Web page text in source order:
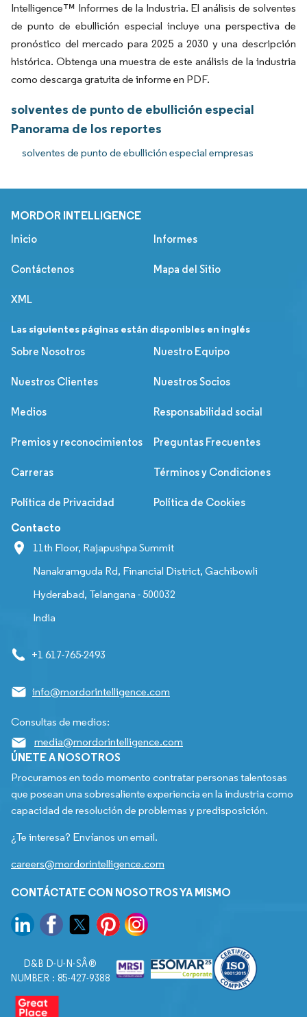
Intelligence™ Informes de la Industria. El análisis de solventes
de punto de ebullición especial incluye una perspectiva de
pronóstico del mercado para 2025 a 2030 y una descripción
histórica. Obtenga una muestra de este análisis de la industria
como descarga gratuita de informe en PDF.
solventes de punto de ebullición especial
Panorama de los reportes
solventes de punto de ebullición especial empresas
MORDOR INTELLIGENCE
Inicio Informes
Contáctenos Mapa del Sitio
XML
Las siguientes páginas están disponibles en inglés
Sobre Nosotros
Nuestro Equipo
Nuestros Clientes Nuestros Socios
Medios Responsabilidad social
Premios y reconocimientos Preguntas Frecuentes
Carreras Términos y Condiciones
Política de Privacidad Política de Cookies
Contacto
11th Floor, Rajapushpa Summit
Nanakramguda Rd, Financial District, Gachibowli
Hyderabad, Telangana - 500032
India
+1 617-765-2493
info@mordorintelligence.com
Consultas de medios:
media@mordorintelligence.com
ÚNETE A NOSOTROS
Procuramos en todo momento contratar personas talentosas
que posean una sobresaliente experiencia en la industria como
capacidad de resolución de problemas y predisposición.
¿Te interesa? Envíanos un email.
careers@mordorintelligence.com
CONTÁCTATE CON NOSOTROS YA MISMO
D&B D-U-N-SÂ®
NUMBER : 85-427-9388